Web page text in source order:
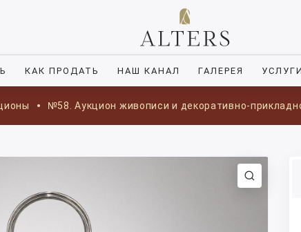
КАК ПРОДАТЬ НАШ КАНАЛ ГАЛЕРЕЯ
№58. Аукцион живописи и декоративно-